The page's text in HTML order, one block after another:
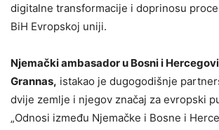
digitalne transformacije i doprinosu
BiH Evropskoj uniji.
Njemački ambasador u Bosni i
Grannas, istakao je dugogodišnje
dvije zemlje i njegov značaj za evropski
„Odnosi između Njemačke i Bosne i